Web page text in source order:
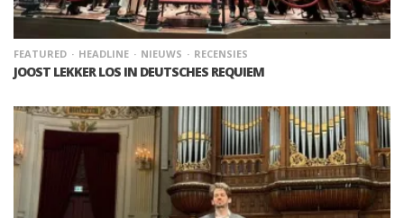
FEATURED HEADLINE NIEUWS RECENSIES
JOOST LEKKER LOS IN DEUTSCHES REQUIEM